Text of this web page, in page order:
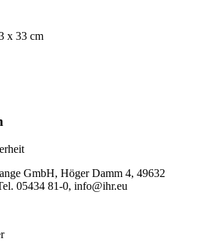
x 33 cm
GmbH, Höger Damm 4, 49632
05434 81-0, info@ihr.eu